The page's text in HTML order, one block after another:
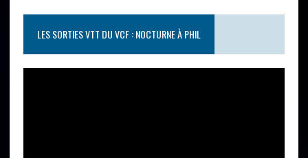
LES SORTIES VTT DU VCF : NOCTURNE À PHIL